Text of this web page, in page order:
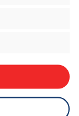
任意による